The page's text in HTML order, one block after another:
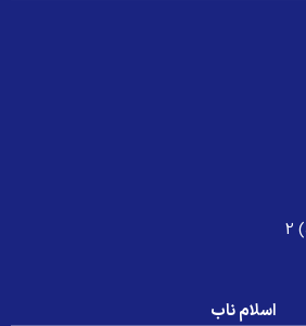
اسلام ناب